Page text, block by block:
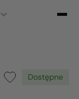
Dostępne